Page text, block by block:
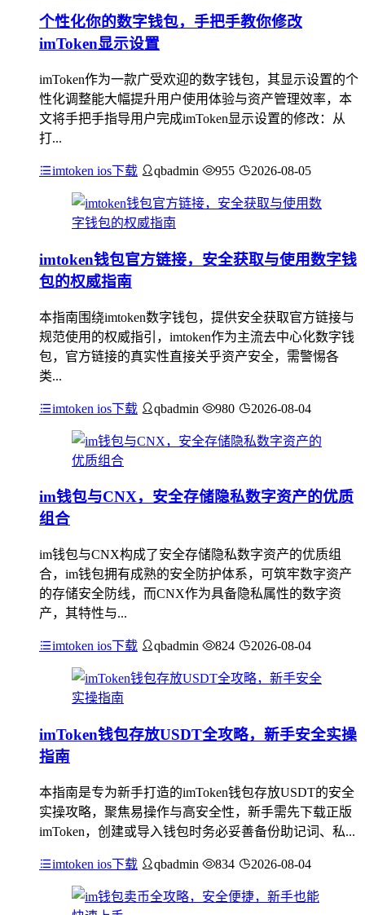
个性化你的数字钱包，手把手教你修改
imToken显示设置
imToken作为一款广受欢迎的数字钱包，其显示设置的个
性化调整能大幅提升用户使用体验与资产管理效率，本
文将手把手指导用户完成imToken显示设置的修改：从
打...
imtoken ios下载 qbadmin 955 2026-08-05
imtoken钱包官方链接，安全获取与使用数字钱
包的权威指南
本指南围绕imtoken数字钱包，提供安全获取官方链接与
规范使用的权威指引，imtoken作为主流去中心化数字钱
包，官方链接的真实性直接关乎资产安全，需警惕各
类...
imtoken ios下载 qbadmin 980 2026-08-04
im钱包与CNX，安全存储隐私数字资产的优质
组合
im钱包与CNX构成了安全存储隐私数字资产的优质组
合，im钱包拥有成熟的安全防护体系，可筑牢数字资产
的存储安全防线，而CNX作为具备隐私属性的数字资
产，其特性与...
imtoken ios下载 qbadmin 824 2026-08-04
imToken钱包存放USDT全攻略，新手安全实操
指南
本指南是专为新手打造的imToken钱包存放USDT的安全
实操攻略，聚焦易操作与高安全性，新手需先下载正版
imToken，创建或导入钱包时务必妥善备份助记词、私...
imtoken ios下载 qbadmin 834 2026-08-04